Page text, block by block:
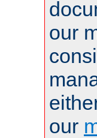
our
our